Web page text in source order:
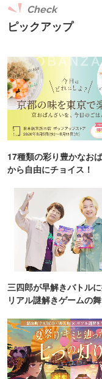
ピックアップ
Check
17種類の彩り豊かなお
から自由にチョイス！
三四郎が早解きバトルに
リアル謎解きゲームの